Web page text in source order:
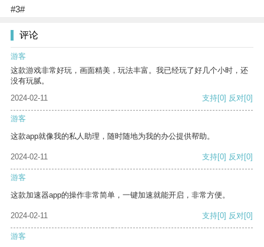
#3#
评论
游客
这款游戏非常好玩，画面精美，玩法丰富。我已经玩了好几个小时，还
没有玩腻。
2024-02-11
支持[0] 反对[0]
游客
这款app就像我的私人助理，随时随地为我的办公提供帮助。
2024-02-11 支持[0] 反对[0]
游客
这款加速器app的操作非常简单，一键加速就能开启，非常方便。
2024-02-11 支持[0] 反对[0]
游客